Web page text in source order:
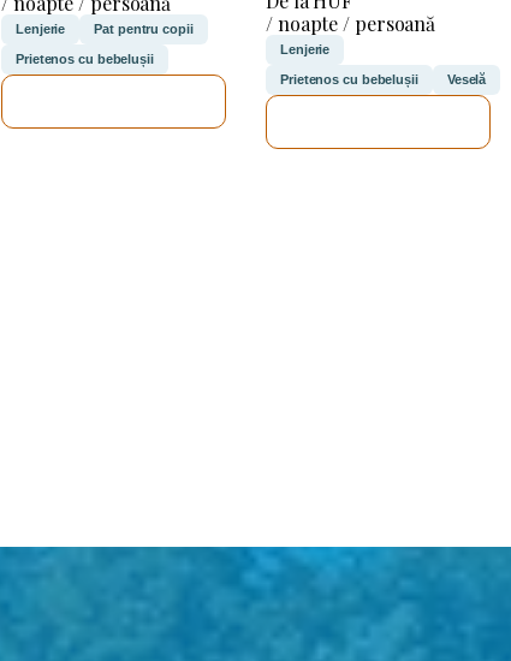
Lenjerie Pat pentru copii
Prietenos cu bebelușii
/ noapte / persoană
Lenjerie
Prietenos cu bebelușii Veselă